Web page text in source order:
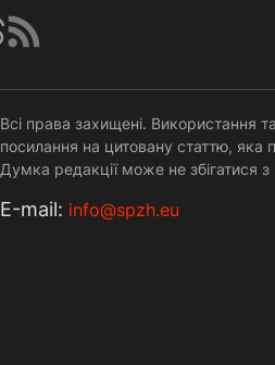
Всі права захищені. Використання
посилання на цитовану статтю, яка
Думка редакції може не збігатися з
Е-mail: info@spzh.eu